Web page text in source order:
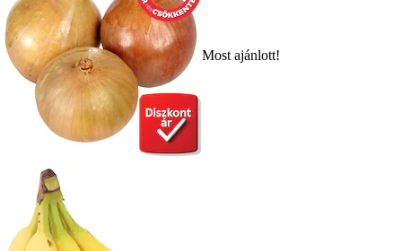
Most ajánlott!